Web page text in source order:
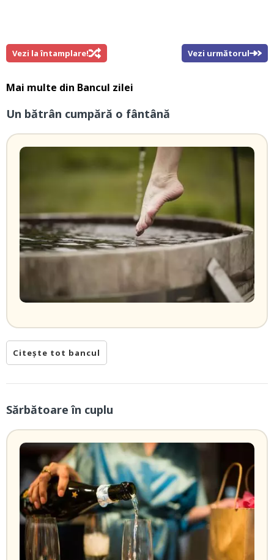
Vezi la întamplare! Vezi următorul
Mai multe din Bancul zilei
Un bătrân cumpără o fântână
Citește tot bancul
Sărbătoare în cuplu